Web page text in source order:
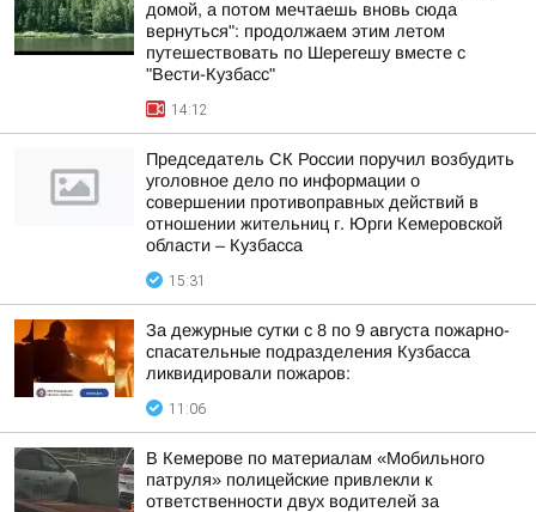
домой, а потом мечтаешь вновь сюда
вернуться": продолжаем этим летом
путешествовать по Шерегешу вместе с
"Вести-Кузбасс"
14:12
Председатель СК России поручил возбудить
уголовное дело по информации о
совершении противоправных действий в
отношении жительниц г. Юрги Кемеровской
области – Кузбасса
15:31
За дежурные сутки с 8 по 9 августа пожарно-
спасательные подразделения Кузбасса
ликвидировали пожаров:
11:06
В Кемерове по материалам «Мобильного
патруля» полицейские привлекли к
ответственности двух водителей за